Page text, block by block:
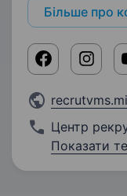
Більше про
Центр
Показати